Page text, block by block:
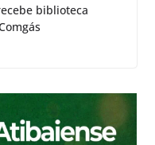
biblioteca